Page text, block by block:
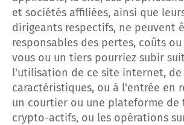
et sociétés affiliées, ainsi que
dirigeants respectifs, ne peuvent
responsables des pertes, coûts
vous ou un tiers pourriez subir
l'utilisation de ce site internet, de
caractéristiques, ou à l'entrée en
un courtier ou une plateforme de
crypto-actifs, ou les opérations